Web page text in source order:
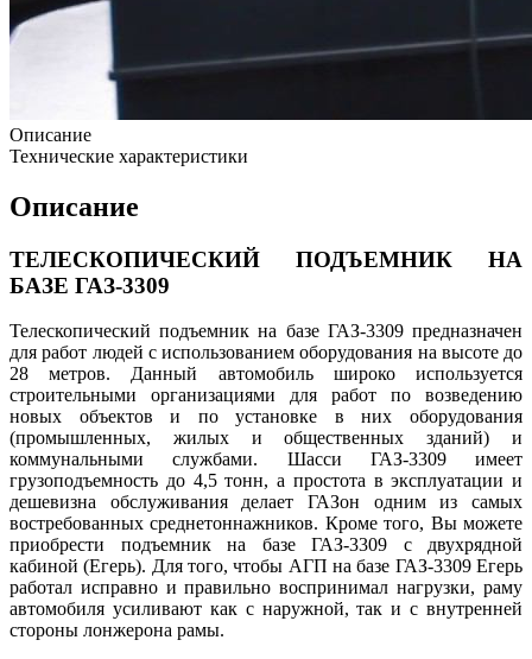
Описание
Технические характеристики
Описание
ТЕЛЕСКОПИЧЕСКИЙ ПОДЪЕМНИК НА
БАЗЕ ГАЗ-3309
Телескопический подъемник на базе ГАЗ-3309 предназначен
для работ людей с использованием оборудования на высоте до
28 метров. Данный автомобиль широко используется
строительными организациями для работ по возведению
новых объектов и по установке в них оборудования
(промышленных, жилых и общественных зданий) и
коммунальными службами. Шасси ГАЗ-3309 имеет
грузоподъемность до 4,5 тонн, а простота в эксплуатации и
дешевизна обслуживания делает ГАЗон одним из самых
востребованных среднетоннажников. Кроме того, Вы можете
приобрести подъемник на базе ГАЗ-3309 с двухрядной
кабиной (Егерь). Для того, чтобы АГП на базе ГАЗ-3309 Егерь
работал исправно и правильно воспринимал нагрузки, раму
автомобиля усиливают как с наружной, так и с внутренней
стороны лонжерона рамы.